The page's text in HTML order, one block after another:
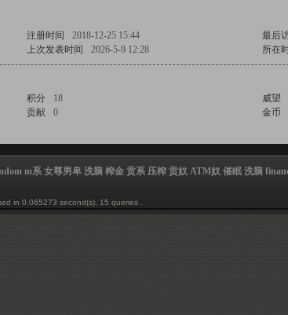
注册时间 2018-12-25 15:44 最后
上次发表时间 2026-5-9 12:28 所在
积分 18 威望
贡献 0 金币
m系 女尊男卑 洗脑 榨金 贡系 压榨 贡奴 ATM奴 催眠 洗脑
in 0.065273 second(s), 15 queries .